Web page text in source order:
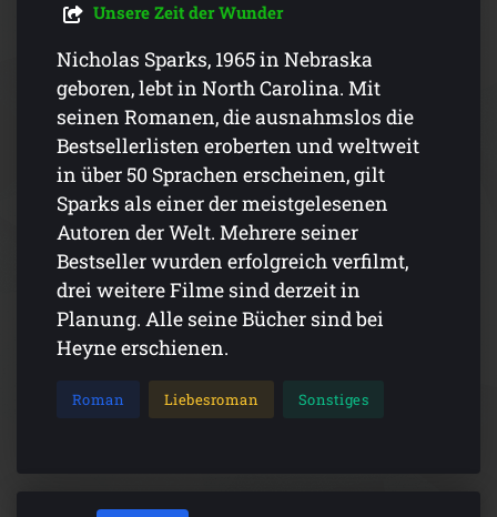
Unsere Zeit der Wunder
Nicholas Sparks, 1965 in Nebraska
geboren, lebt in North Carolina. Mit
seinen Romanen, die ausnahmslos die
Bestsellerlisten eroberten und weltweit
in über 50 Sprachen erscheinen, gilt
Sparks als einer der meistgelesenen
Autoren der Welt. Mehrere seiner
Bestseller wurden erfolgreich verfilmt,
drei weitere Filme sind derzeit in
Planung. Alle seine Bücher sind bei
Heyne erschienen.
Roman Liebesroman Sonstiges